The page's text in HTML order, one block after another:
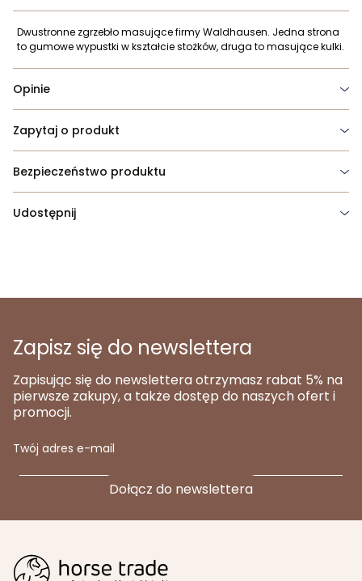
Dwustronne zgrzebło masujące firmy Waldhausen. Jedna strona
to gumowe wypustki w kształcie stożków, druga to masujące kulki.
Opinie
Zapytaj o produkt
Bezpieczeństwo produktu
Udostępnij
Zapisz się do newslettera
Zapisując się do newslettera otrzymasz rabat 5% na
pierwsze zakupy, a także dostęp do naszych ofert i
promocji.
Twój adres e-mail